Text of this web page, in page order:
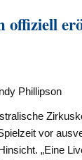
offiziell
Phillipson
vor
„Eine